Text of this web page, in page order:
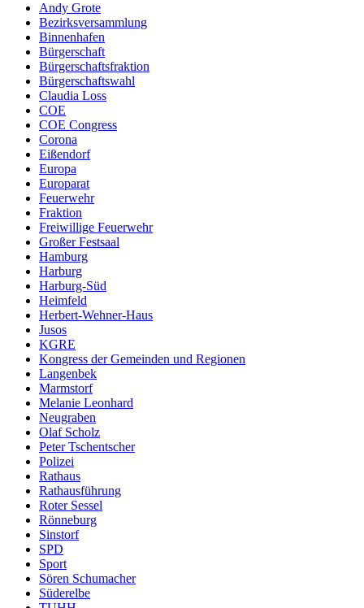
Andy Grote
Bezirksversammlung
Binnenhafen
Bürgerschaft
Bürgerschaftsfraktion
Bürgerschaftswahl
Claudia Loss
COE
COE Congress
Corona
Eißendorf
Europa
Europarat
Feuerwehr
Fraktion
Freiwillige Feuerwehr
Großer Festsaal
Hamburg
Harburg
Harburg-Süd
Heimfeld
Herbert-Wehner-Haus
Jusos
KGRE
Kongress der Gemeinden und Regionen
Langenbek
Marmstorf
Melanie Leonhard
Neugraben
Olaf Scholz
Peter Tschentscher
Polizei
Rathaus
Rathausführung
Roter Sessel
Rönneburg
Sinstorf
SPD
Sport
Sören Schumacher
Süderelbe